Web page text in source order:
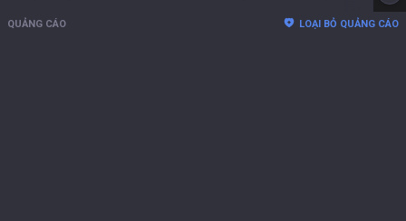
QUẢNG CÁO LOẠI BỎ QUẢNG CÁO